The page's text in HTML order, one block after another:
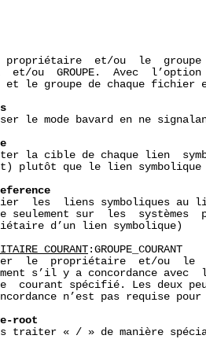
propriétaire  et/ou  le
et/ou  GROUPE.  Avec
et le groupe de chaque fichier
le mode bavard en ne
la cible de chaque lien
plutôt que le lien symbolique
les  liens symboliques au
seulement sur  les  systèmes
d’un lien symbolique)
TAIRE_COURANT :GROUPE_COURANT
le  propriétaire  et/ou  le
s’il y a concordance avec
courant spécifié. Les deux
n’est pas requise
root
traiter « / » de manière